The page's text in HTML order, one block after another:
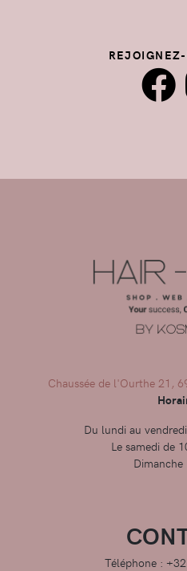
REJOIGNEZ-
Chaussée de l'Ourthe 21,
Du lundi au
Le samedi de
Téléphone :